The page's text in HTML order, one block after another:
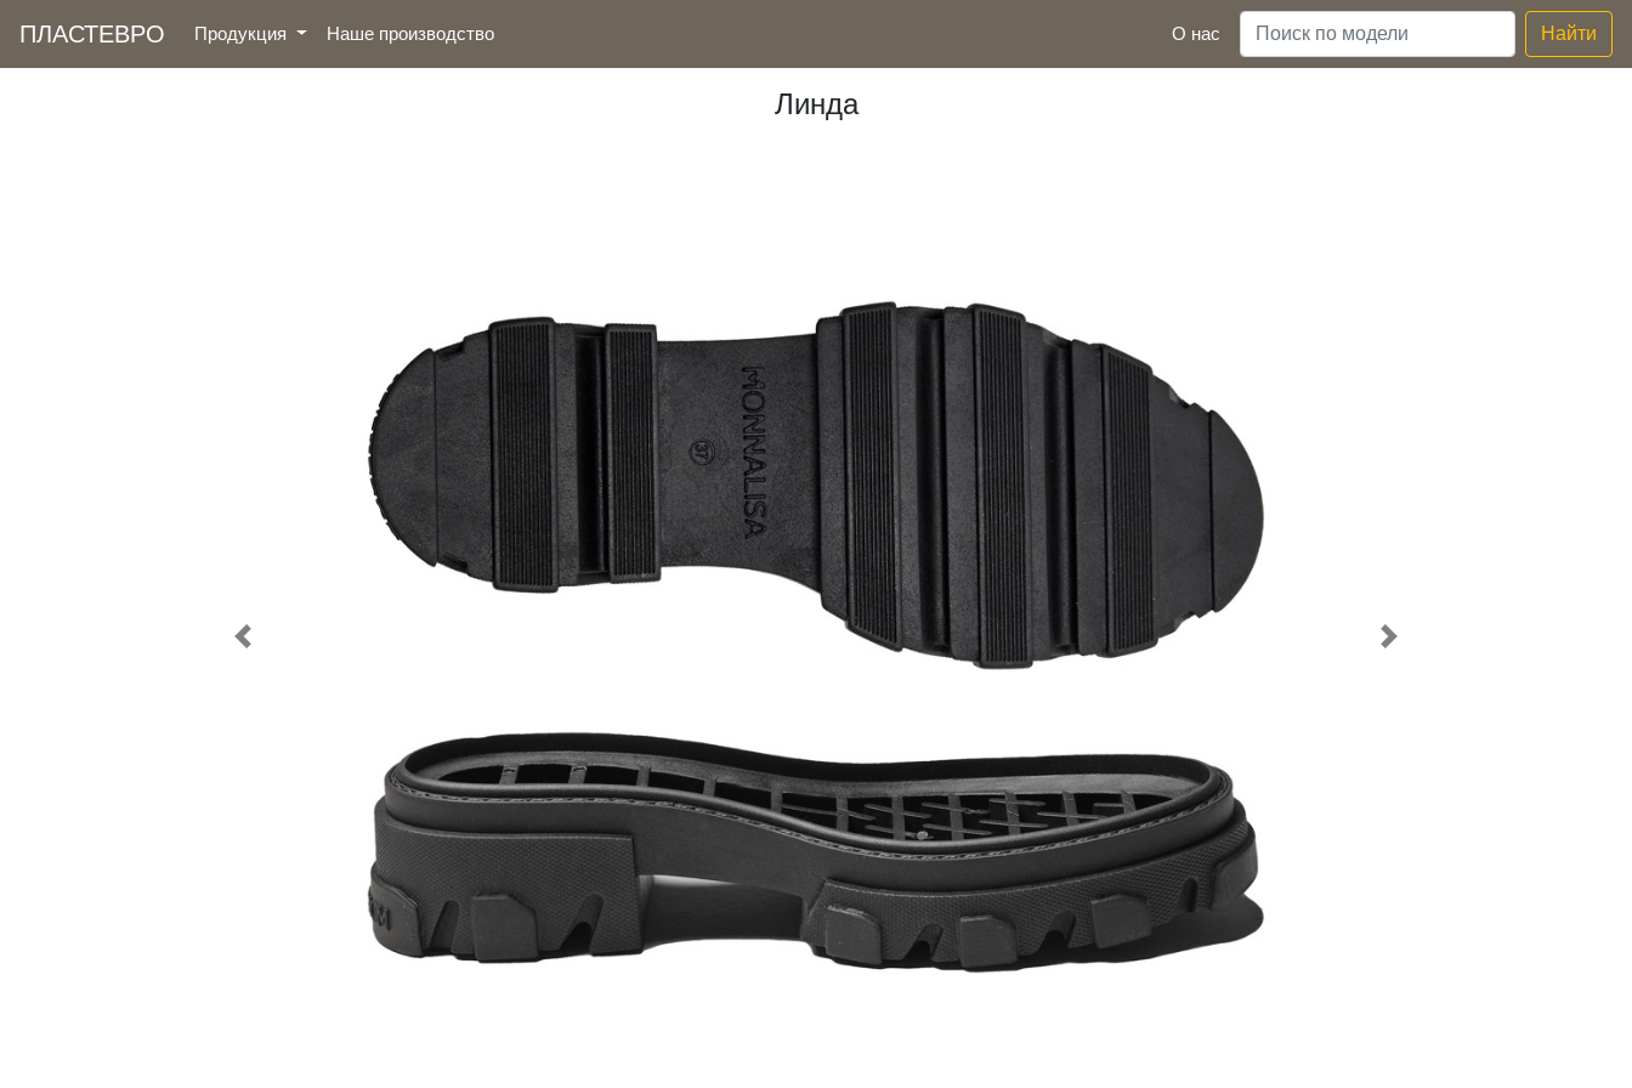
ПЛАСТЕВРО Продукция Наше производство(current) О нас Найти
Линда
Следующий Предыдущий